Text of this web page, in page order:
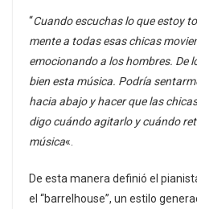
“Cuando escuchas lo que estoy
mente a todas esas chicas
emocionando a los hombres. De
bien esta música. Podría
hacia abajo y hacer que las
digo cuándo agitarlo y cuándo
música«.
De esta manera definió el
el “barrelhouse”, un estilo